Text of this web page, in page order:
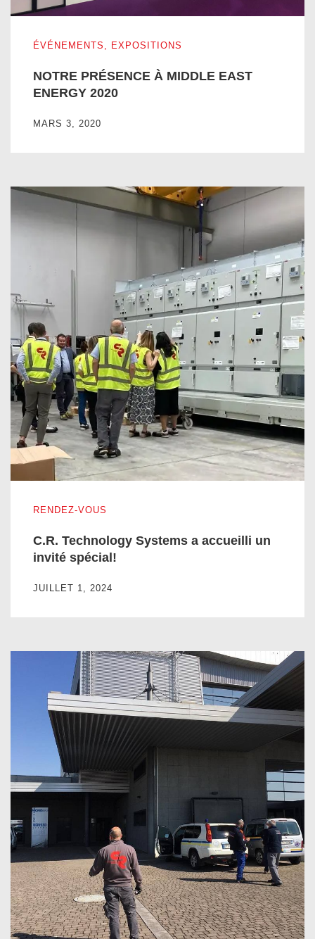
ÉVÉNEMENTS , EXPOSITIONS
NOTRE PRÉSENCE À MIDDLE EAST
ENERGY 2020
MARS 3, 2020
RENDEZ-VOUS
C.R. Technology Systems a accueilli un
invité spécial!
JUILLET 1, 2024